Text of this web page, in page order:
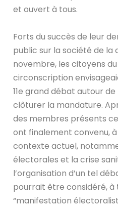
et ouvert à tous.
Forts du succès de leur
public sur la société de la
novembre, les citoyens
circonscription
11e grand débat autour
clôturer la mandature.
des membres présents
ont finalement convenu,
contexte actuel,
électorales et la crise
l’organisation d’un tel
pourrait être considéré,
“manifestation